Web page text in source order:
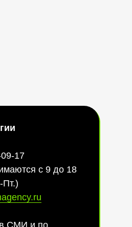
17
с 9 до 18
СМИ и по